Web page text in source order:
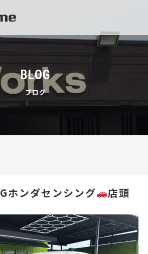
BLOG
ブログ
Gホンダセンシング
店頭